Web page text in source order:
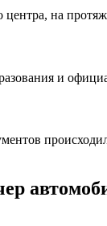
центра, на
и